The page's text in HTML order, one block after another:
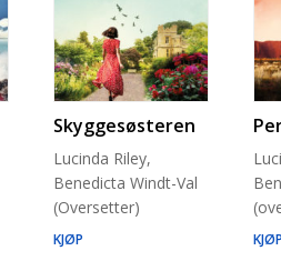
Skyggesøsteren
Lucinda Riley,
Benedicta Windt-Val
(Oversetter)
KJØP KJØP